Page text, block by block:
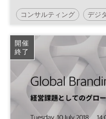
コンサルティング デジ
Society5.0
開催
終了